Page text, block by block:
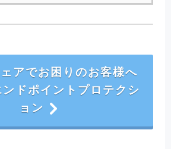
アでお困りのお客様へ
ドポイントプロテクシ
ョン